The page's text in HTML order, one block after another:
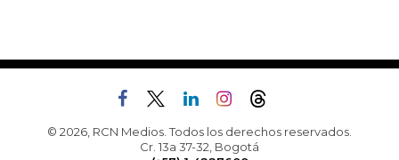
© 2026, RCN Medios. Todos los derechos reservados.
Cr. 13a 37-32, Bogotá